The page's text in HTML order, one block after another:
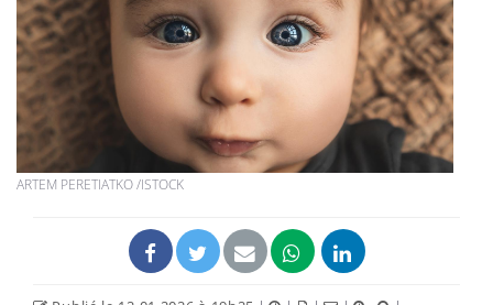
ARTEM PERETIATKO /ISTOCK